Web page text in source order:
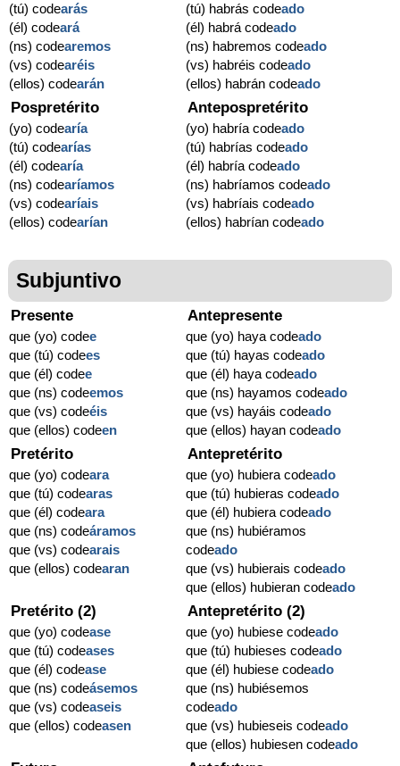
(tú) codearás
(él) codeará
(ns) codearemos
(vs) codearéis
(ellos) codearán
(tú) habrás codeado
(él) habrá codeado
(ns) habremos codeado
(vs) habréis codeado
(ellos) habrán codeado
Pospretérito
(yo) codearía
(tú) codearías
(él) codearía
(ns) codearíamos
(vs) codearíais
(ellos) codearían
Antepospretérito
(yo) habría codeado
(tú) habrías codeado
(él) habría codeado
(ns) habríamos codeado
(vs) habríais codeado
(ellos) habrían codeado
Subjuntivo
Presente
que (yo) codee
que (tú) codees
que (él) codee
que (ns) codeemos
que (vs) codeéis
que (ellos) codeen
Antepresente
que (yo) haya codeado
que (tú) hayas codeado
que (él) haya codeado
que (ns) hayamos codeado
que (vs) hayáis codeado
que (ellos) hayan codeado
Pretérito
que (yo) codeara
que (tú) codearas
que (él) codeara
que (ns) codeáramos
que (vs) codearais
que (ellos) codearan
Antepretérito
que (yo) hubiera codeado
que (tú) hubieras codeado
que (él) hubiera codeado
que (ns) hubiéramos
codeado
que (vs) hubierais codeado
que (ellos) hubieran codeado
Pretérito (2)
que (yo) codease
que (tú) codeases
que (él) codease
que (ns) codeásemos
que (vs) codeaseis
que (ellos) codeasen
Antepretérito (2)
que (yo) hubiese codeado
que (tú) hubieses codeado
que (él) hubiese codeado
que (ns) hubiésemos
codeado
que (vs) hubieseis codeado
que (ellos) hubiesen codeado